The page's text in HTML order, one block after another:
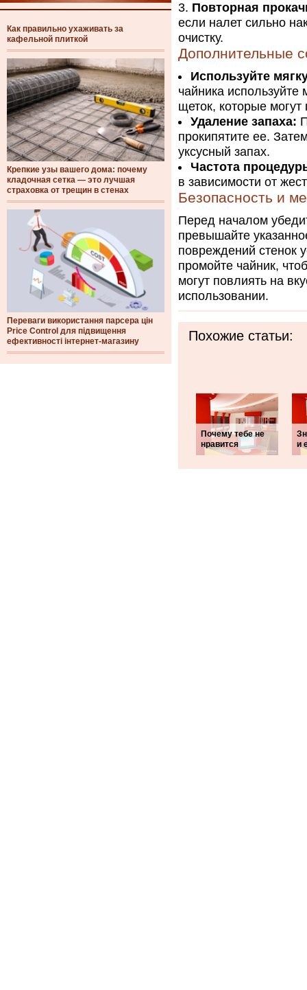
Как правильно ухаживать за
кафельной плиткой
Крепкие узы вашего дома: почему
кладочная сетка — это лучшая
страховка от трещин в стенах
Переваги використання парсера цін
Price Control для підвищення
ефективності інтернет-магазину
Повторная
если налет сильно
очистку.
Дополнительные
Используйте
чайника используйте
щеток, которые могут
Удаление запаха:
прокипятите ее.
уксусный запах.
Частота
в зависимости от
Безопасность и
Перед началом
превышайте
повреждений стенок
промойте чайник,
могут повлиять на
использовании.
Похожие статьи:
Почему тебе не
нравится
и